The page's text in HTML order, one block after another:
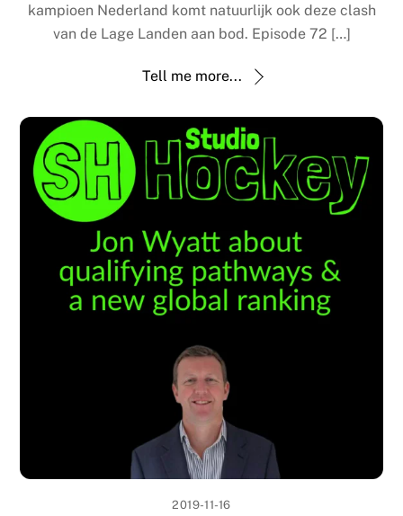
kampioen Nederland komt natuurlijk ook deze clash
van de Lage Landen aan bod. Episode 72 […]
Tell me more...
2019-11-16